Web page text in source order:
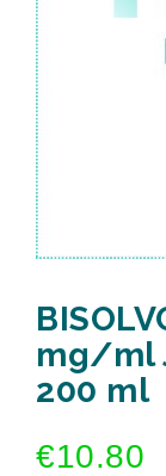
mg/ml
200 ml
€10.80